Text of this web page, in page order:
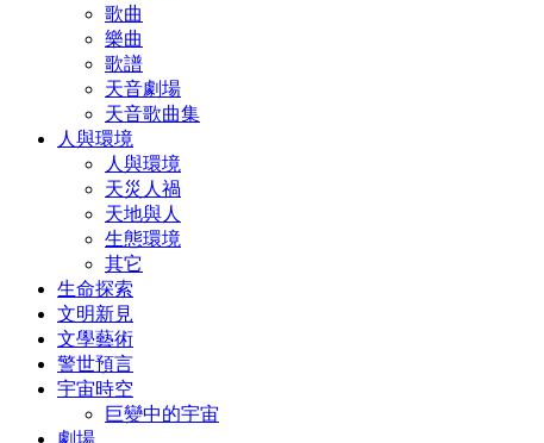
歌曲
樂曲
歌譜
天音劇場
天音歌曲集
人與環境
人與環境
天災人禍
天地與人
生態環境
其它
生命探索
文明新見
文學藝術
警世預言
宇宙時空
巨變中的宇宙
劇場